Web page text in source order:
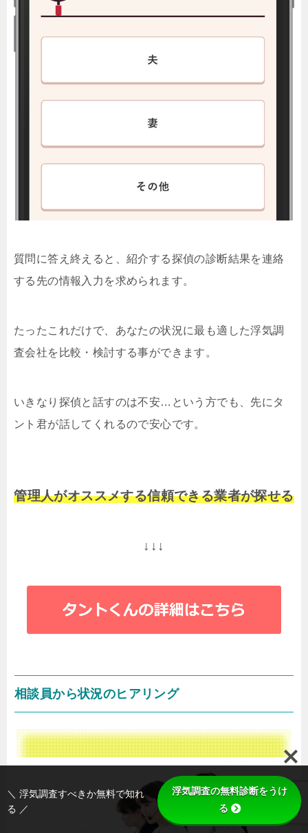
質問に答え終えると、紹介する探偵の診断結果を連絡
する先の情報入力を求められます。
たったこれだけで、あなたの状況に最も適した浮気調
査会社を比較・検討する事ができます。
いきなり探偵と話すのは不安…という方でも、先にタ
ント君が話してくれるので安心です。
管理人がオススメする信頼できる業者が探せる
↓↓↓
相談員から状況のヒアリング
＼ 浮気調査すべきか無料で知れ
る ／
浮気調査の無料診断をうけ
る